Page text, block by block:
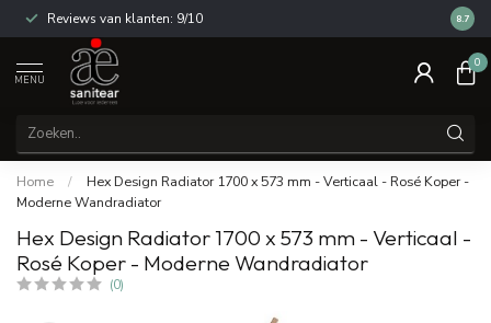
Reviews van klanten: 9/10 14
8.7
MENU
0
Home /
Hex Design Radiator 1700 x 573 mm - Verticaal - Rosé Koper -
Moderne Wandradiator
Hex Design Radiator 1700 x 573 mm - Verticaal -
Rosé Koper - Moderne Wandradiator
(0)